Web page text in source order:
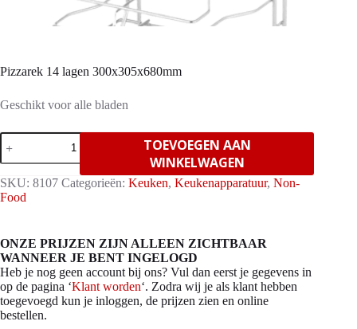
Pizzarek 14 lagen 300x305x680mm
Geschikt voor alle bladen
Pizzarek
14
lagen
300x305x680mm
aantal
TOEVOEGEN AAN
WINKELWAGEN
SKU: 8107 Categorieën: Keuken, Keukenapparatuur, Non-
Food
ONZE PRIJZEN ZIJN ALLEEN ZICHTBAAR
WANNEER JE BENT INGELOGD
Heb je nog geen account bij ons? Vul dan eerst je gegevens in
op de pagina ‘Klant worden‘. Zodra wij je als klant hebben
toegevoegd kun je inloggen, de prijzen zien en online
bestellen.